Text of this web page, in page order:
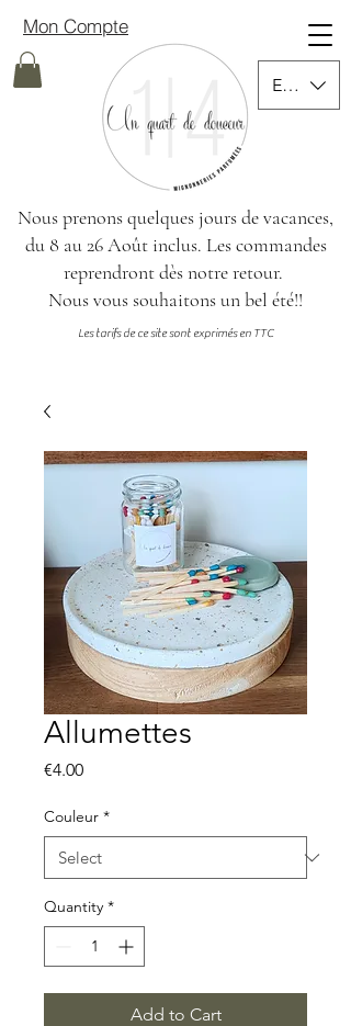
Les tarifs de ce site sont exprimés en TTC
EUR (€)
Mon Compte
Nous prenons quelques jours de vacances,
du 8 au 26 Août inclus. Les commandes
reprendront dès notre retour.
Nous vous souhaitons un bel été!!
Allumettes
€4.00Price
Couleur *
Quantity *
Add to Cart